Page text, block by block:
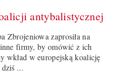
antybalistycznej
Zbrojeniowa zaprosiła na
firmy, by omówić z ich
wkład w europejską koalicję
...